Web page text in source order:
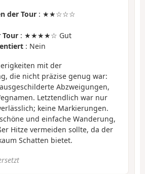
der Tour : ★★☆☆☆
: ★★★★☆ Gut
: Nein
mit der
die nicht präzise genug war:
Abzweigungen,
Letztendlich war nur
keine Markierungen.
und einfache Wanderung,
Hitze vermeiden sollte, da der
Schatten bietet.